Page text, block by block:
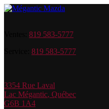
819 583-5777
819 583-5777
3354 Rue Laval
Lac Mégantic, Québec
G6B 1A4